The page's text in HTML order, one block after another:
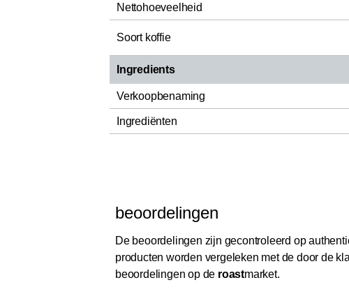
Nettohoeveelheid
Soort koffie
Ingredients
Verkoopbenaming
Ingrediënten
beoordelingen
De beoordelingen zijn gecontroleerd op
producten worden vergeleken met de door de
beoordelingen op de roastmarket.